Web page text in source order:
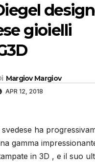
gioielli
Margiov Margiov
APR 12, 2018
ha
gamma
in 3D , e il suo